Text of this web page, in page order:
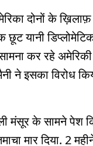
दोनों के ख़िलाफ़
यानी
कर रहे
ने इसका विरोध
मंसूर के सामने पेश
मार दिया. 2